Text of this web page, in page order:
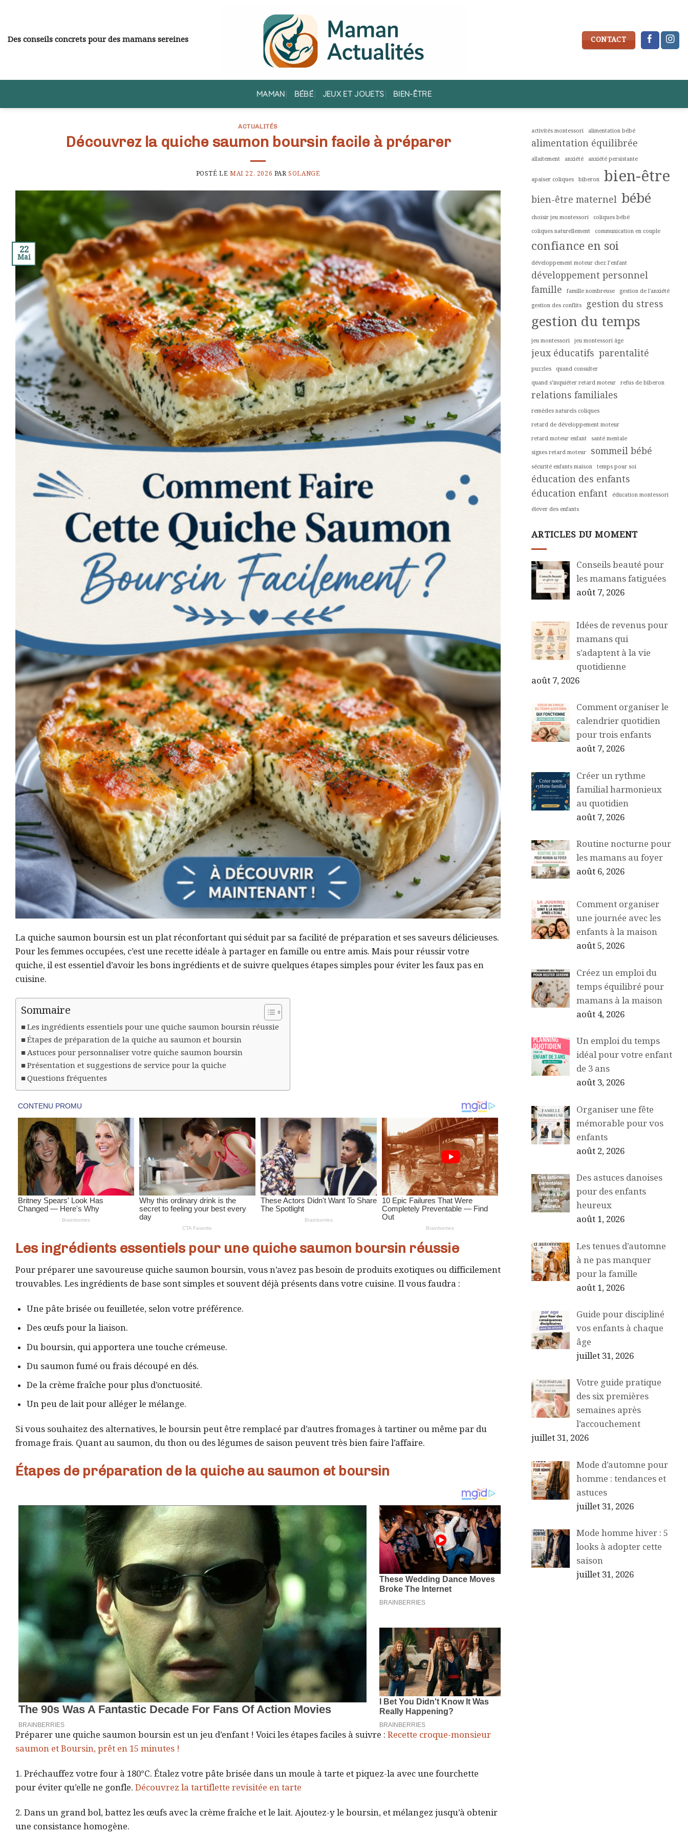
content
Des conseils concrets pour des mamans sereines CONTACT
MAMAN BÉBÉ JEUX ET JOUETS BIEN-ÊTRE
ACTUALITÉS
Découvrez la quiche saumon boursin facile à préparer
POSTÉ LEMAI 22, 2026 PARSOLANGE
22
Mai
La quiche saumon boursin est un plat réconfortant qui séduit par sa facilité de préparation et ses saveurs délicieuses.
Pour les femmes occupées, c’est une recette idéale à partager en famille ou entre amis. Mais pour réussir votre
quiche, il est essentiel d’avoir les bons ingrédients et de suivre quelques étapes simples pour éviter les faux pas en
cuisine.
Sommaire
Les ingrédients essentiels pour une quiche saumon boursin réussie
Étapes de préparation de la quiche au saumon et boursin
Astuces pour personnaliser votre quiche saumon boursin
Présentation et suggestions de service pour la quiche
Questions fréquentes
Les ingrédients essentiels pour une quiche saumon boursin réussie
Pour préparer une savoureuse quiche saumon boursin, vous n’avez pas besoin de produits exotiques ou difficilement
trouvables. Les ingrédients de base sont simples et souvent déjà présents dans votre cuisine. Il vous faudra :
Une pâte brisée ou feuilletée, selon votre préférence.
Des œufs pour la liaison.
Du boursin, qui apportera une touche crémeuse.
Du saumon fumé ou frais découpé en dés.
De la crème fraîche pour plus d’onctuosité.
Un peu de lait pour alléger le mélange.
Si vous souhaitez des alternatives, le boursin peut être remplacé par d’autres fromages à tartiner ou même par du
fromage frais. Quant au saumon, du thon ou des légumes de saison peuvent très bien faire l’affaire.
Étapes de préparation de la quiche au saumon et boursin
Préparer une quiche saumon boursin est un jeu d’enfant ! Voici les étapes faciles à suivre : Recette croque-monsieur
saumon et Boursin, prêt en 15 minutes !
1. Préchauffez votre four à 180°C. Étalez votre pâte brisée dans un moule à tarte et piquez-la avec une fourchette
pour éviter qu’elle ne gonfle. Découvrez la tartiflette revisitée en tarte
2. Dans un grand bol, battez les œufs avec la crème fraîche et le lait. Ajoutez-y le boursin, et mélangez jusqu’à obtenir
une consistance homogène.
activités montessori alimentation bébé
alimentation équilibrée
allaitement anxiété anxiété persistante
apaiser coliques biberon bien-être
bien-être maternel bébé
choisir jeu montessori
coliques bébé
coliques naturellement
communication en couple
confiance en soi
développement moteur chez l’enfant
développement personnel
famille
famille nombreuse
gestion de l'anxiété
gestion des conflits
gestion du stress
gestion du temps
jeu montessori jeu montessori âge
jeux éducatifs parentalité
puzzles
quand consulter
quand s’inquiéter retard moteur
refus de biberon
relations familiales
remèdes naturels coliques
retard de développement moteur
retard moteur enfant
santé mentale
signes retard moteur
sommeil bébé
sécurité enfants maison temps pour soi
éducation des enfants
éducation enfant
éducation montessori
élever des enfants
ARTICLES DU MOMENT
Conseils beauté pour
les mamans fatiguées
août 7, 2026
Idées de revenus pour
mamans qui
s’adaptent à la vie
quotidienne
août 7, 2026
Comment organiser le
calendrier quotidien
pour trois enfants
août 7, 2026
Créer un rythme
familial harmonieux
au quotidien
août 7, 2026
Routine nocturne pour
les mamans au foyer
août 6, 2026
Comment organiser
une journée avec les
enfants à la maison
août 5, 2026
Créez un emploi du
temps équilibré pour
mamans à la maison
août 4, 2026
Un emploi du temps
idéal pour votre enfant
de 3 ans
août 3, 2026
Organiser une fête
mémorable pour vos
enfants
août 2, 2026
Des astuces danoises
pour des enfants
heureux
août 1, 2026
Les tenues d’automne
à ne pas manquer
pour la famille
août 1, 2026
Guide pour discipliné
vos enfants à chaque
âge
juillet 31, 2026
Votre guide pratique
des six premières
semaines après
l’accouchement
juillet 31, 2026
Mode d’automne pour
homme : tendances et
astuces
juillet 31, 2026
Mode homme hiver : 5
looks à adopter cette
saison
juillet 31, 2026